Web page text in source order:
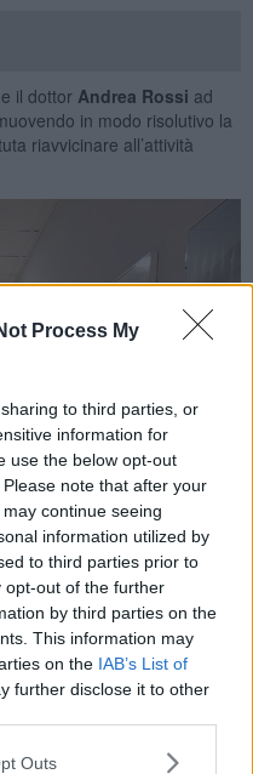
Process My
to third parties, or
information for
use the below opt-out
note that after your
continue seeing
information utilized by
to third parties prior to
opt-out of the further
by third parties on the
This information may
on the IAB’s List of
further disclose it to other
Outs
e il dottor Andrea Rossi ad
in modo risolutivo la
riavvicinare all’attività
Silvia Garibaldi
2024 Irene si rimette in
Gymboxe .
debuttando in gara
2025 raggiunge un
nazionale.